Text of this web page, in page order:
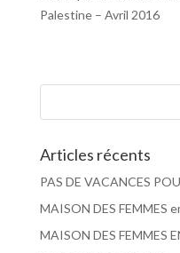
Palestine – Avril 2016
Articles récents
PAS DE VACANCES
MAISON DES FEMMES
MAISON DES FEMMES